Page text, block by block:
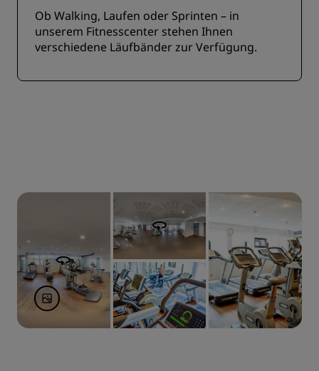
Ob Walking, Laufen oder Sprinten – in
unserem Fitnesscenter stehen Ihnen
verschiedene Läufbänder zur Verfügung.